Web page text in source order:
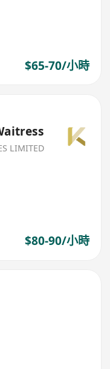
$65-70/小時
LIMITED
$80-90/小時